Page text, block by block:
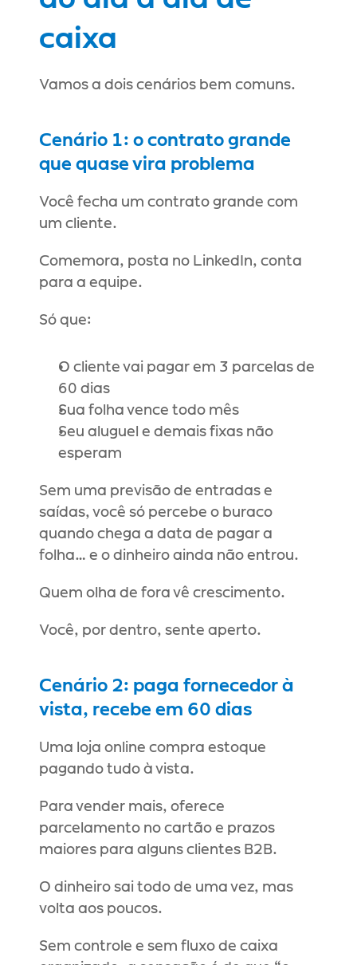
caixa
Vamos a dois cenários bem comuns.
Cenário 1: o contrato grande
que quase vira problema
Você fecha um contrato grande com
um cliente.
Comemora, posta no LinkedIn, conta
para a equipe.
Só que:
O cliente vai pagar em 3 parcelas de
60 dias
Sua folha vence todo mês
Seu aluguel e demais fixas não
esperam
Sem uma previsão de entradas e
saídas, você só percebe o buraco
quando chega a data de pagar a
folha… e o dinheiro ainda não entrou.
Quem olha de fora vê crescimento.
Você, por dentro, sente aperto.
Cenário 2: paga fornecedor à
vista, recebe em 60 dias
Uma loja online compra estoque
pagando tudo à vista.
Para vender mais, oferece
parcelamento no cartão e prazos
maiores para alguns clientes B2B.
O dinheiro sai todo de uma vez, mas
volta aos poucos.
Sem controle e sem fluxo de caixa